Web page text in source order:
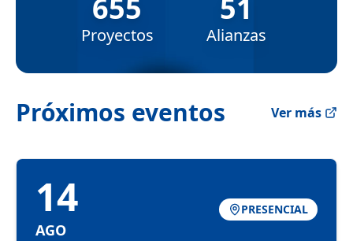
655
Proyectos
51
Alianzas
Próximos eventos Ver más
14
AGO
PRESENCIAL